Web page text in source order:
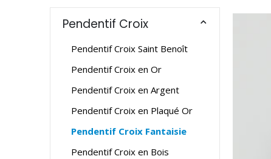
Pendentif Croix
Pendentif Croix Saint Benoît
Pendentif Croix en Or
Pendentif Croix en Argent
Pendentif Croix en Plaqué Or
Pendentif Croix Fantaisie
Pendentif Croix en Bois